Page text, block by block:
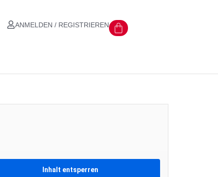
ANMELDEN / REGISTRIEREN
Inhalt entsperren